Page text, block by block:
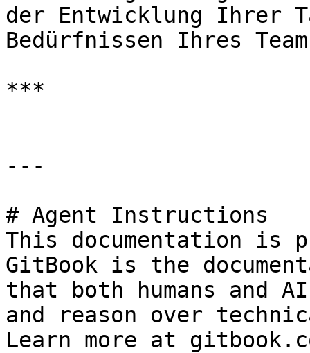
der Entwicklung Ihrer
Bedürfnissen Ihres
***
---
# Agent Instructions
This documentation is
GitBook is the
that both humans and
and reason over
Learn more at